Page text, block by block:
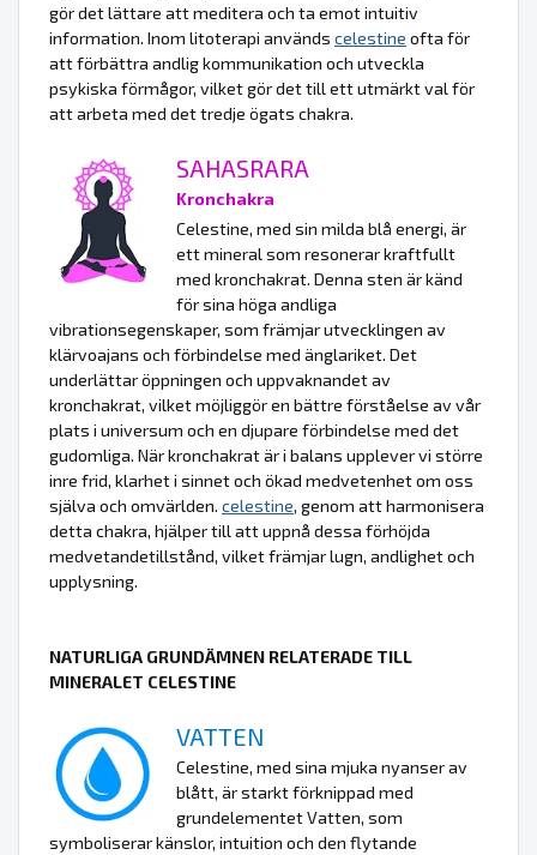
gör det lättare att meditera och ta emot intuitiv
information. Inom litoterapi används celestine ofta för
att förbättra andlig kommunikation och utveckla
psykiska förmågor, vilket gör det till ett utmärkt val för
att arbeta med det tredje ögats chakra.
SAHASRARA
Kronchakra
Celestine, med sin milda blå energi, är
ett mineral som resonerar kraftfullt
med kronchakrat. Denna sten är känd
för sina höga andliga
vibrationsegenskaper, som främjar utvecklingen av
klärvoajans och förbindelse med änglariket. Det
underlättar öppningen och uppvaknandet av
kronchakrat, vilket möjliggör en bättre förståelse av vår
plats i universum och en djupare förbindelse med det
gudomliga. När kronchakrat är i balans upplever vi större
inre frid, klarhet i sinnet och ökad medvetenhet om oss
själva och omvärlden. celestine, genom att harmonisera
detta chakra, hjälper till att uppnå dessa förhöjda
medvetandetillstånd, vilket främjar lugn, andlighet och
upplysning.
NATURLIGA GRUNDÄMNEN RELATERADE TILL
MINERALET CELESTINE
VATTEN
Celestine, med sina mjuka nyanser av
blått, är starkt förknippad med
grundelementet Vatten, som
symboliserar känslor, intuition och den flytande